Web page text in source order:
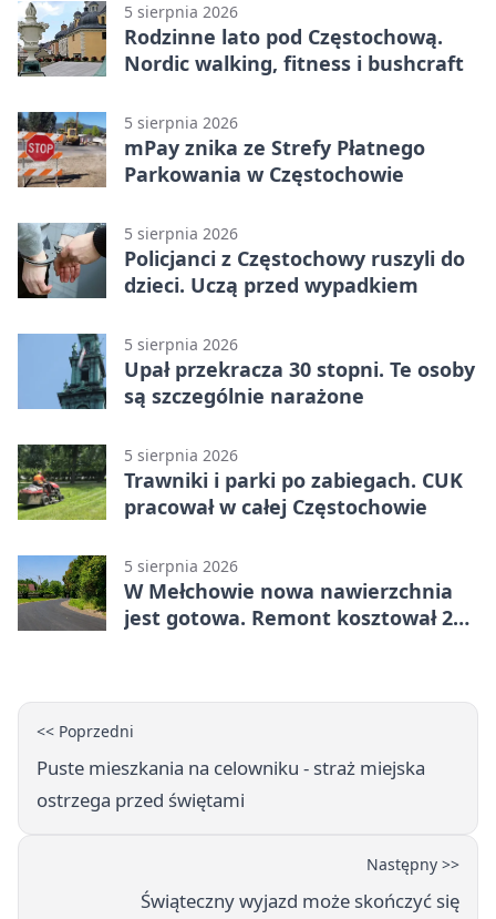
5 sierpnia 2026
Rodzinne lato pod Częstochową.
Nordic walking, fitness i bushcraft
5 sierpnia 2026
mPay znika ze Strefy Płatnego
Parkowania w Częstochowie
5 sierpnia 2026
Policjanci z Częstochowy ruszyli do
dzieci. Uczą przed wypadkiem
5 sierpnia 2026
Upał przekracza 30 stopni. Te osoby
są szczególnie narażone
5 sierpnia 2026
Trawniki i parki po zabiegach. CUK
pracował w całej Częstochowie
5 sierpnia 2026
W Mełchowie nowa nawierzchnia
jest gotowa. Remont kosztował 222
<< Poprzedni
Puste mieszkania na celowniku - straż miejska
ostrzega przed świętami
Następny >>
Świąteczny wyjazd może skończyć się